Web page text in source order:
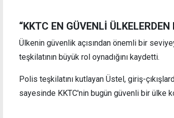
“KKTC EN GÜVENLİ ÜLKELERDEN
Ülkenin güvenlik açısından önemli bir
teşkilatının büyük rol oynadığını kaydetti.
Polis teşkilatını kutlayan Üstel, giriş-
sayesinde KKTC'nin bugün güvenli bir ülke